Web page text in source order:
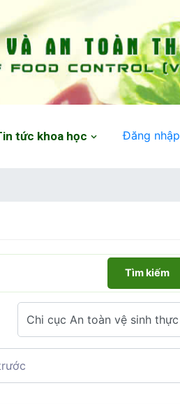
tức khoa học Đăng nhập
Tìm kiếm